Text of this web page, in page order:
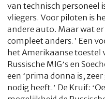
van technisch personeel
vliegers. Voor piloten is
andere auto. Maar wat
compleet anders.’ Een
het Amerikaanse toestel
Russische MIG’s en
een ‘prima donna is,
nodig heeft.’ De Kruif: